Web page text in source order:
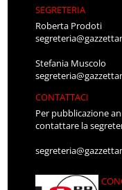
SEGRETERIA
Roberta Prodoti
Stefania Muscolo
CONTATTACI
Per pubblicazione
contattare la